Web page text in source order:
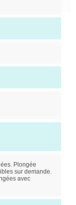
Plongée
sur demande.
avec